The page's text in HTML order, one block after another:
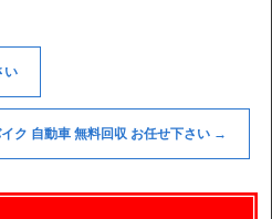
い
ク 自動車 無料回収 お任せ下さい →